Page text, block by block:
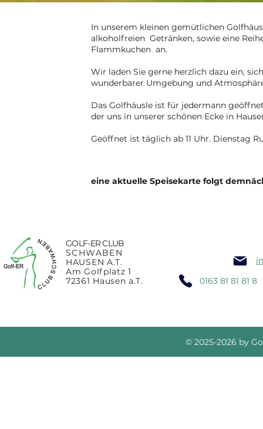
In unserem kleinen gemütlichen
alkoholfreien Getränken, sowie eine
Flammkuchen an.
Wir laden Sie gerne herzlich dazu ein,
wunderbarer Umgebung und
Das Golfhäusle ist für jedermann
der uns in unserer schönen Ecke in
Geöffnet ist täglich ab 11 Uhr. Dienstag
eine aktuelle Speisekarte folgt
GOLF-ER CLUB
SCHWABEN
HAUSEN A.T.
Am Golfplatz 1
72361 Hausen a.T.
0163 81 81 81
© 2025-2026 by